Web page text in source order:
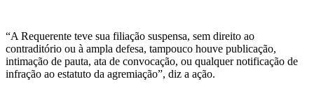
“A Requerente teve sua filiação suspensa, sem direito ao
contraditório ou à ampla defesa, tampouco houve publicação,
intimação de pauta, ata de convocação, ou qualquer notificação de
infração ao estatuto da agremiação”, diz a ação.